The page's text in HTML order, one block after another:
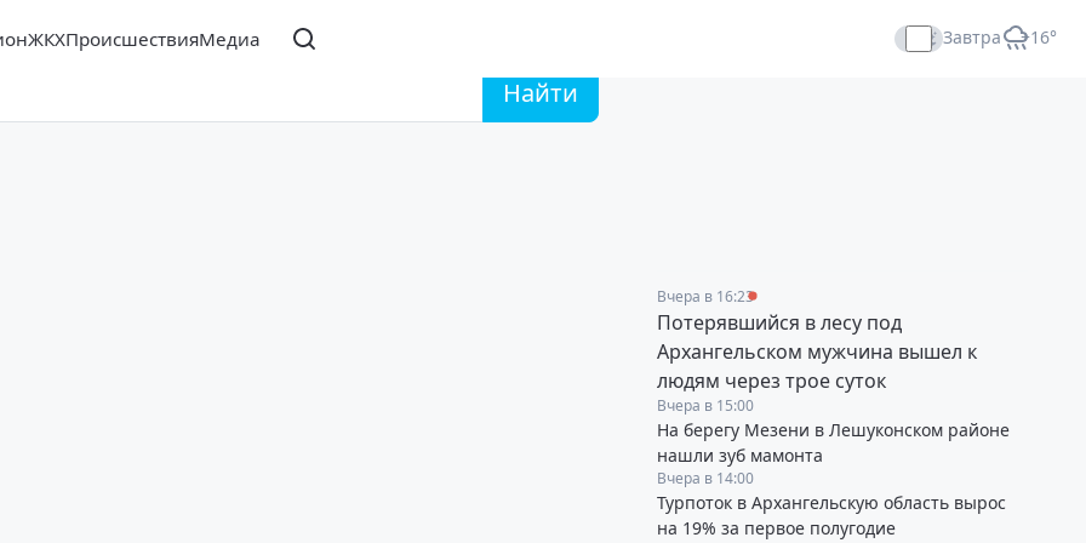
ЖКХПроисшествияМедиа Завтра +16°
Найти
Вчера в 16:23
Потерявшийся в лесу под
Архангельском мужчина вышел к
людям через трое суток
Вчера в 15:00
На берегу Мезени в Лешуконском районе
нашли зуб мамонта
Вчера в 14:00
Турпоток в Архангельскую область вырос
на 19% за первое полугодие